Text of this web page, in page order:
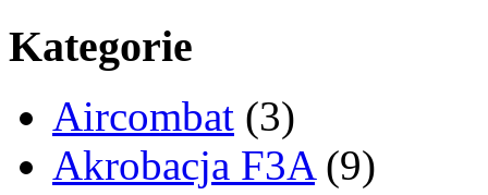
Kategorie
Aircombat (3)
Akrobacja F3A(9)